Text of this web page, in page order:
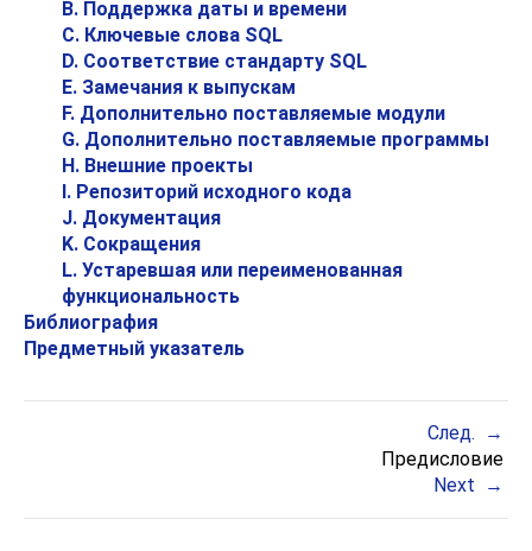
B. Поддержка даты и времени
C. Ключевые слова SQL
D. Соответствие стандарту SQL
E. Замечания к выпускам
F. Дополнительно поставляемые модули
G. Дополнительно поставляемые программы
H. Внешние проекты
I. Репозиторий исходного кода
J. Документация
K. Сокращения
L. Устаревшая или переименованная
функциональность
Библиография
Предметный указатель
След.
Предисловие
Next